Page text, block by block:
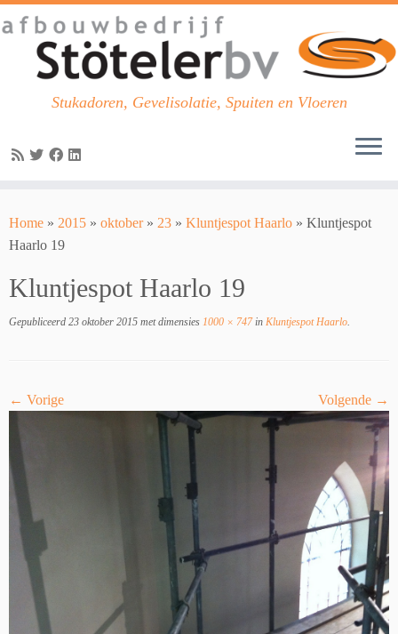
to
content
Stukadoren, Gevelisolatie, Spuiten en Vloeren
Home » 2015 » oktober » 23 » Kluntjespot Haarlo » Kluntjespot
Haarlo 19
Kluntjespot Haarlo 19
Gepubliceerd 23 oktober 2015 met dimensies 1000 × 747in Kluntjespot Haarlo
← Vorige Volgende →